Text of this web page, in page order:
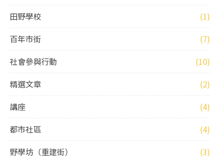
田野學校
(1)
百年市街
(7)
社會參與行動
(10)
精選文章
(2)
講座
(4)
都市社區
(4)
野學坊（重建街）
(3)